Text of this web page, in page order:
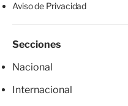
Aviso de Privacidad
Secciones
Nacional
Internacional